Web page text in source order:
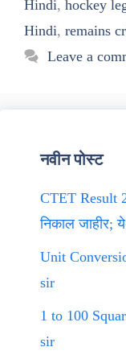
Hindi, hockey
Hindi, remains
Leave a
नवीन पोस्ट
CTET Result
निकाल जाहीर;
Unit
sir
1 to 100
sir